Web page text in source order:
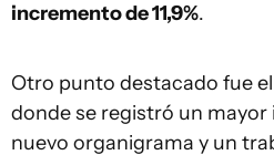
incremento de 11,9%.
Otro punto destacado fue
donde se registró un mayor
nuevo organigrama y un